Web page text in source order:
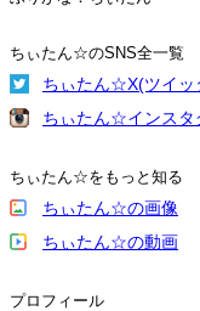
ちぃたん☆のSNS全一覧
ちぃたん☆X(ツイッ
ちぃたん☆インスタ
ちぃたん☆をもっと知る
ちぃたん☆の画像
ちぃたん☆の動画
プロフィール